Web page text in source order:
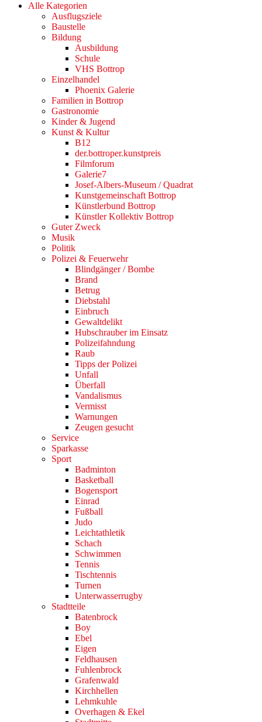
Alle Kategorien
Ausflugsziele
Baustelle
Bildung
Ausbildung
Schule
VHS Bottrop
Einzelhandel
Phoenix Galerie
Familien in Bottrop
Gastronomie
Kinder & Jugend
Kunst & Kultur
B12
der.bottroper.kunstpreis
Filmforum
Galerie7
Josef-Albers-Museum / Quadrat
Kunstgemeinschaft Bottrop
Künstlerbund Bottrop
Künstler Kollektiv Bottrop
Guter Zweck
Musik
Politik
Polizei & Feuerwehr
Blindgänger / Bombe
Brand
Betrug
Diebstahl
Einbruch
Gewaltdelikt
Hubschrauber im Einsatz
Polizeifahndung
Raub
Tipps der Polizei
Unfall
Überfall
Vandalismus
Vermisst
Warnungen
Zeugen gesucht
Service
Sparkasse
Sport
Badminton
Basketball
Bogensport
Einrad
Fußball
Judo
Leichtathletik
Schach
Schwimmen
Tennis
Tischtennis
Turnen
Unterwasserrugby
Stadtteile
Batenbrock
Boy
Ebel
Eigen
Feldhausen
Fuhlenbrock
Grafenwald
Kirchhellen
Lehmkuhle
Overhagen & Ekel